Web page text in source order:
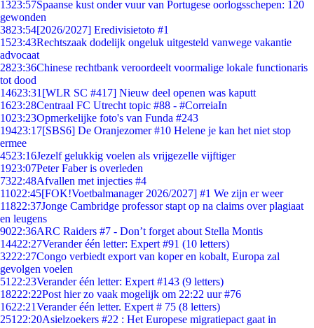
1323:57Spaanse kust onder vuur van Portugese oorlogsschepen: 120
gewonden
3823:54[2026/2027] Eredivisietoto #1
1523:43Rechtszaak dodelijk ongeluk uitgesteld vanwege vakantie
advocaat
2823:36Chinese rechtbank veroordeelt voormalige lokale functionaris
tot dood
14623:31 [WLR SC #417] Nieuw deel openen was kaputt
1623:28Centraal FC Utrecht topic #88 - #CorreiaIn
1023:23Opmerkelijke foto's van Funda #243
19423:17[SBS6] De Oranjezomer #10 Helene je kan het niet stop
ermee
4523:16Jezelf gelukkig voelen als vrijgezelle vijftiger
1923:07Peter Faber is overleden
7322:48Afvallen met injecties #4
11022:45[FOK!Voetbalmanager 2026/2027] #1 We zijn er weer
11822:37Jonge Cambridge professor stapt op na claims over plagiaat
en leugens
9022:36ARC Raiders #7 - Don’t forget about Stella Montis
14422:27Verander één letter: Expert #91 (10 letters)
3222:27Congo verbiedt export van koper en kobalt, Europa zal
gevolgen voelen
51 22:23Verander één letter: Expert #143 (9 letters)
18222:22Post hier zo vaak mogelijk om 22:22 uur #76
1622:21Verander één letter. Expert # 75 (8 letters)
251 22:20Asielzoekers #22 : Het Europese migratiepact gaat in